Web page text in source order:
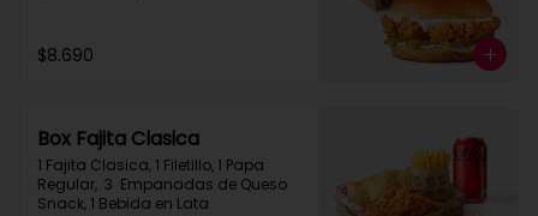
$8.690
Box Fajita Clasica
1 Fajita Clasica, 1 Filetillo, 1 Papa
Regular,  3  Empanadas de Queso
Snack, 1 Bebida en Lata